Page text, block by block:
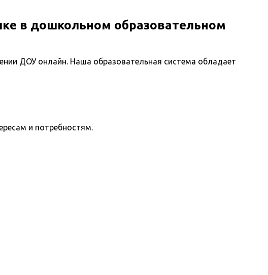
в дошкольном образовательном
ДОУ онлайн. Наша образовательная система обладает
и потребностям.